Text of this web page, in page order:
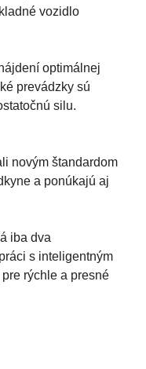
vozidlo
optimálnej
prevádzky sú
silu.
novým štandardom
a ponúkajú aj
iba dva
s inteligentným
rýchle a presné